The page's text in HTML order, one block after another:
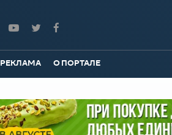
РЕКЛАМА О ПОРТАЛЕ